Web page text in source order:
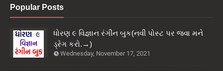
Popular Posts
ધોરણ ૯ વિજ્ઞાન રંગીન બુક(નવી પોસ્ટ પર જવા મને
ડ્રેગ કરો.→)
Wednesday, November 17, 2021